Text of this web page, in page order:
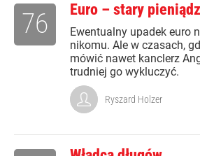
Euro – stary pieniądz
Ewentualny upadek euro
nikomu. Ale w czasach,
mówić nawet kanclerz
trudniej go wykluczyć.
76
Ryszard Holzer